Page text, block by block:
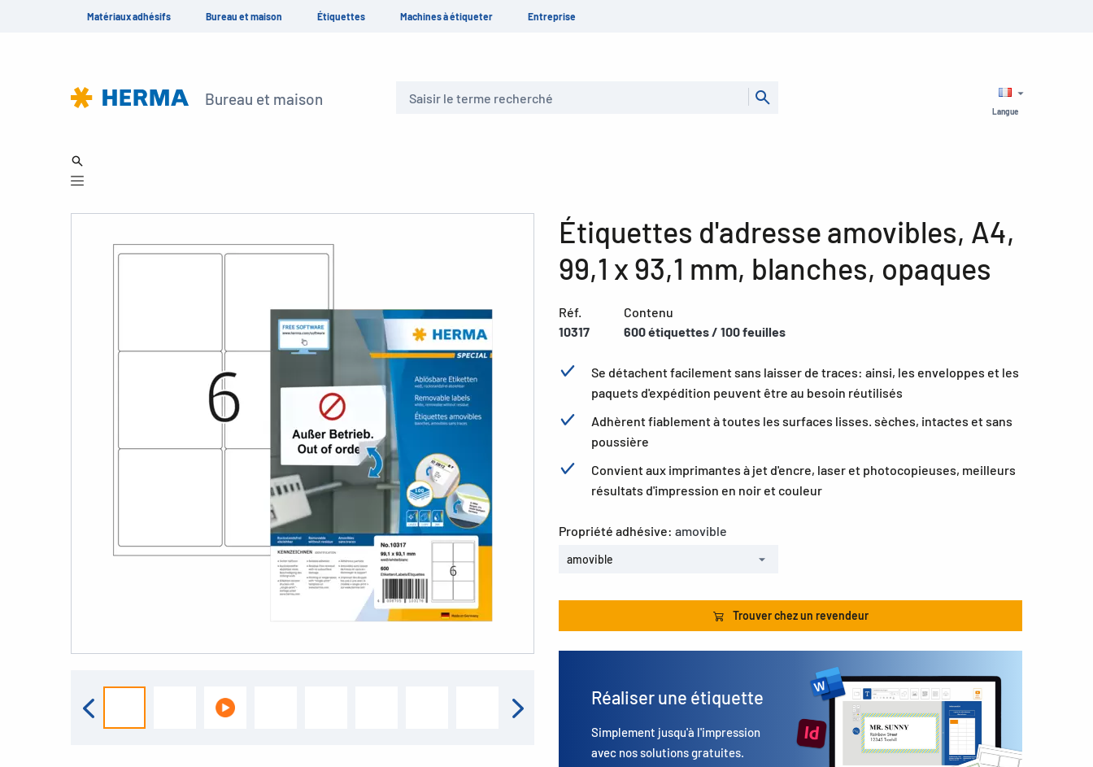
Matériaux adhésifs Bureau et maison Étiquettes Machines à étiqueter Entreprise
Bureau et maison
Langue
Étiquettes d'adresse amovibles, A4,
99,1 x 93,1 mm, blanches, opaques
Réf.
10317
Contenu
600 étiquettes / 100 feuilles
Se détachent facilement sans laisser de traces: ainsi, les enveloppes et les
paquets d'expédition peuvent être au besoin réutilisés
Adhèrent fiablement à toutes les surfaces lisses. sèches, intactes et sans
poussière
Convient aux imprimantes à jet d'encre, laser et photocopieuses, meilleurs
résultats d'impression en noir et couleur
Propriété adhésive: amovible
amovible
Trouver chez un revendeur
Réaliser une étiquette
Simplement jusqu'à l'impression
avec nos solutions gratuites.